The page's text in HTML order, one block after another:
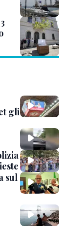
gli
sul